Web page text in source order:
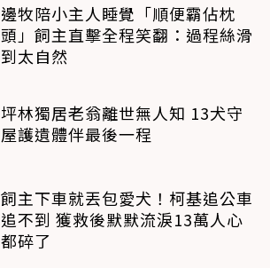
邊牧陪小主人睡覺「順便霸佔枕
頭」飼主直擊全程笑翻：過程絲滑
到太自然
坪林獨居老翁離世無人知 13犬守
屋護遺體伴最後一程
飼主下車就丟包愛犬！柯基追公車
追不到 獲救後默默流淚13萬人心
都碎了